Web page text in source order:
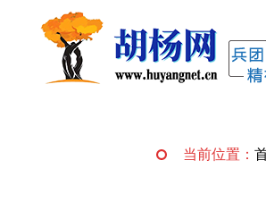
当前位置：